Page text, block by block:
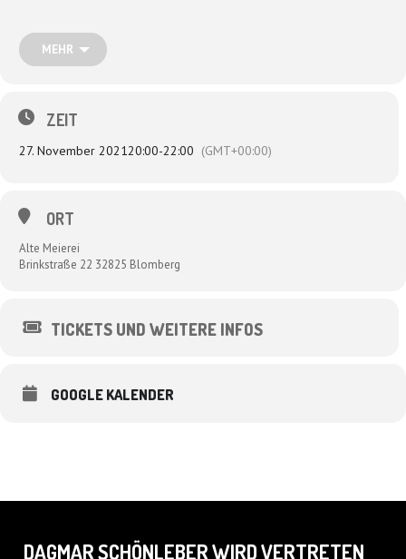
„Sensationell, urkomisch, fette Rhythmen, ein bisschen Kindergeburtstag,
nachdenkliche Texte und viel gute Laune!“ Kölnische Rundschau
großartiger Stimme!“
MEHR
ZEIT
27. November 202120:00-22:00 (GMT+00:00)
ORT
Alte Meierei
Brinkstraße 22 32825 Blomberg
TICKETS UND WEITERE INFOS
GOOGLE KALENDER
DAGMAR SCHÖNLEBER WIRD VERTRETEN